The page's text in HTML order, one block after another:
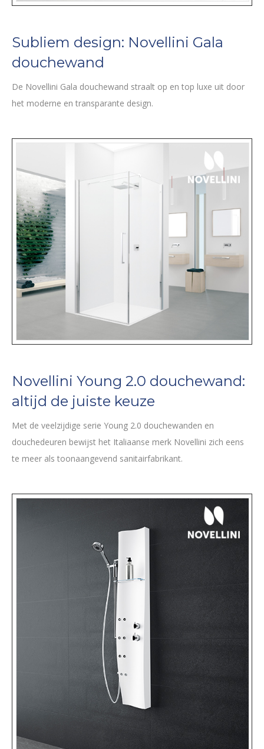
Subliem design: Novellini Gala
douchewand
De Novellini Gala douchewand straalt op en top luxe uit door
het moderne en transparante design.
Novellini Young 2.0 douchewand:
altijd de juiste keuze
Met de veelzijdige serie Young 2.0 douchewanden en
douchedeuren bewijst het Italiaanse merk Novellini zich eens
te meer als toonaangevend sanitairfabrikant.